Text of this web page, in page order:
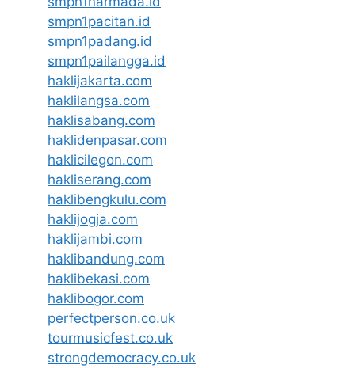
smpn1pacitan.id
smpn1padang.id
smpn1pailangga.id
haklijakarta.com
haklilangsa.com
haklisabang.com
haklidenpasar.com
haklicilegon.com
hakliserang.com
haklibengkulu.com
haklijogja.com
haklijambi.com
haklibandung.com
haklibekasi.com
haklibogor.com
perfectperson.co.uk
tourmusicfest.co.uk
strongdemocracy.co.uk